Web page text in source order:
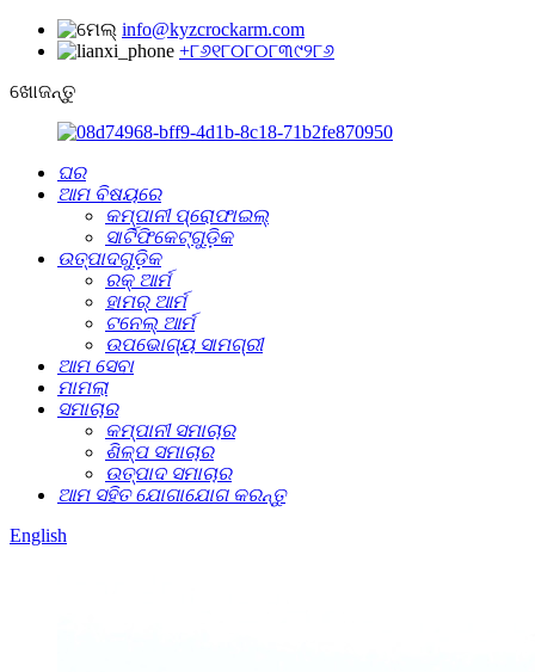
info@kyzcrockarm.com
+୮୬୧୮୦୮୦୮୩୯୨୮୬
ଖୋଜନ୍ତୁ
ଘର
ଆମ ବିଷୟରେ
କମ୍ପାନୀ ପ୍ରୋଫାଇଲ୍
ସାର୍ଟିଫିକେଟ୍‌ଗୁଡ଼ିକ
ଉତ୍ପାଦଗୁଡ଼ିକ
ରକ୍ ଆର୍ମ
ହାମର୍ ଆର୍ମ
ଟନେଲ୍‌ ଆର୍ମ
ଉପଭୋଗ୍ୟ ସାମଗ୍ରୀ
ଆମ ସେବା
ମାମଲା
ସମାଚାର
କମ୍ପାନୀ ସମାଚାର
ଶିଳ୍ପ ସମାଚାର
ଉତ୍ପାଦ ସମାଚାର
ଆମ ସହିତ ଯୋଗାଯୋଗ କରନ୍ତୁ
English